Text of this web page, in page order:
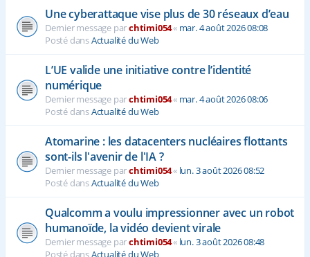
Une cyberattaque vise plus de 30 réseaux d’eau
Dernier message parchtimi054« mar. 4 août 2026 08:08
Posté dansActualité du Web
L’UE valide une initiative contre l’identité
numérique
Dernier message parchtimi054« mar. 4 août 2026 08:06
Posté dansActualité du Web
Atomarine : les datacenters nucléaires flottants
sont-ils l'avenir de l'IA ?
Dernier message parchtimi054« lun. 3 août 2026 08:52
Posté dansActualité du Web
Qualcomm a voulu impressionner avec un robot
humanoïde, la vidéo devient virale
Dernier message parchtimi054« lun. 3 août 2026 08:48
Posté dansActualité du Web